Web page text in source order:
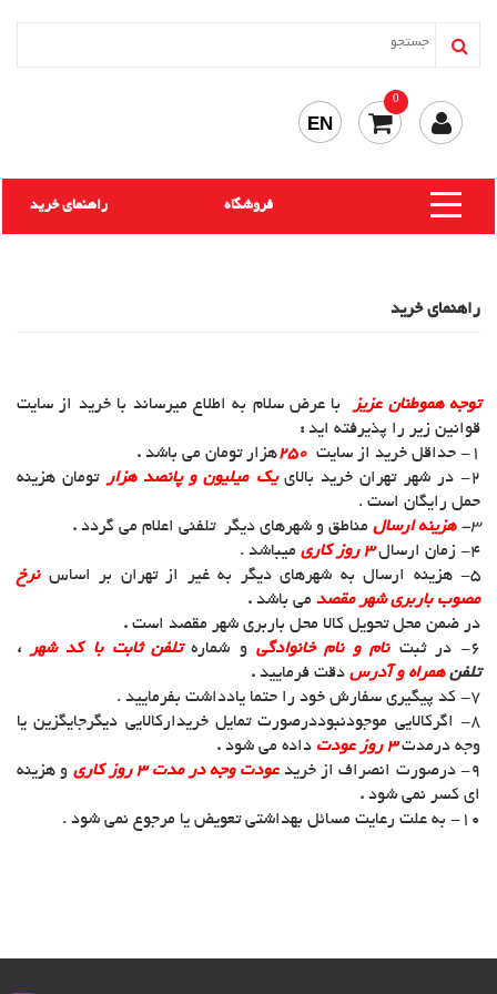
0
EN
راهنمای خرید فروشگاه
راهنمای خرید
توجه هموطنان عزیز با عرض سلام به اطلاع میرساند با خرید از سایت
قوانین زیر را پذیرفته اید :
1- حداقل خرید از سایت
250هزار تومان می باشد .
2- در شهر تهران خرید بالای
یک میلیون و پانصد هزار تومان هزینه
حمل رایگان است .
3-
هزینه ارسال مناطق و شهرهای دیگر تلفنی اعلام می گردد .
4- زمان ارسال
3 روز کاری
میباشد .
5- هزینه ارسال به شهرهای دیگر به غیر از تهران بر اساس
نرخ
مصوب باربری شهر مقصد می باشد .
در ضمن محل تحویل کالا محل باربری شهر مقصد است .
6- در ثبت
نام و نام خانوادگی و شماره تلفن ثابت با کد شهر
،
تلفنهمراه و آدرس دقت فرمایید .
7- کد پیگیری سفارش خود را حتما یادداشت بفرمایید .
8- اگرکالایی موجودنبوددرصورت تمایل خریدارکالایی دیگرجایگزین یا
وجه درمدت3 روز عودت داده می شود .
9- درصورت انصراف از خرید
عودت وجه در مدت 3 روز کاری
و هزینه
ای کسر نمی شود .
10- به علت رعایت مسائل بهداشتی تعویض یا مرجوع نمی شود .